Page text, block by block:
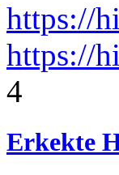
https://
https://
4
Erkekte